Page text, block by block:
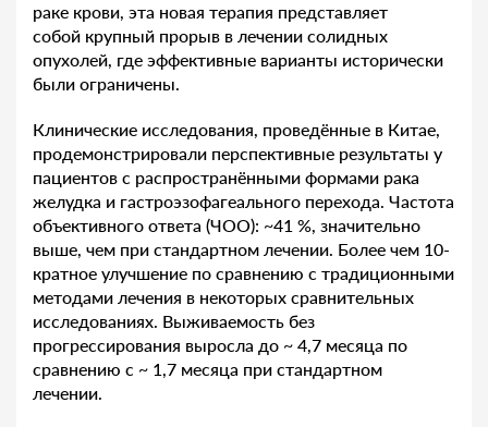
раке крови, эта новая терапия представляет
собой крупный прорыв в лечении солидных
опухолей, где эффективные варианты исторически
были ограничены.
Клинические исследования, проведённые в Китае,
продемонстрировали перспективные результаты у
пациентов с распространёнными формами рака
желудка и гастроэзофагеального перехода. Частота
объективного ответа (ЧОО): ~41 %, значительно
выше, чем при стандартном лечении. Более чем 10-
кратное улучшение по сравнению с традиционными
методами лечения в некоторых сравнительных
исследованиях. Выживаемость без
прогрессирования выросла до ~ 4,7 месяца по
сравнению с ~ 1,7 месяца при стандартном
лечении.